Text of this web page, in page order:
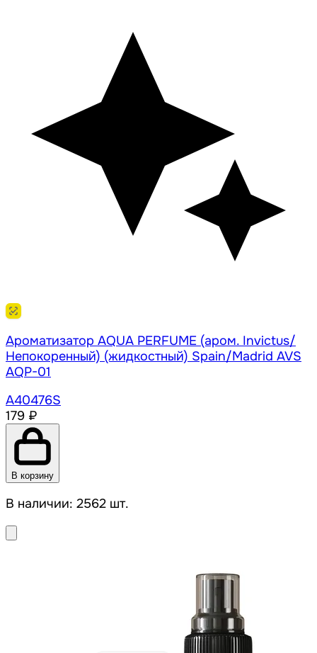
Ароматизатор AQUA PERFUME (аром. Invictus/
Непокоренный) (жидкостный) Spain/Madrid AVS
AQP-01
A40476S
179 ₽
В корзину
В наличии: 2562 шт.